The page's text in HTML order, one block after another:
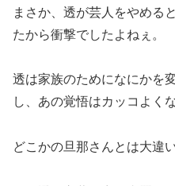
まさか、透が芸人をやめる
たから衝撃でしたよねぇ。
透は家族のためになにかを
し、あの覚悟はカッコよく
どこかの旦那さんとは大違